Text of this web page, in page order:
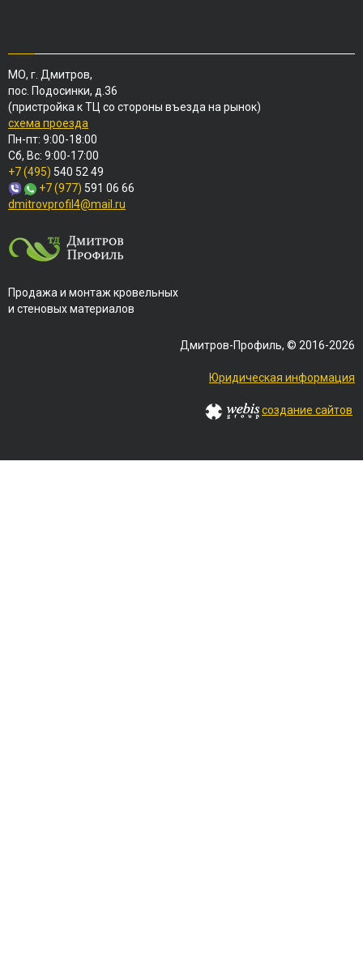
МО, г. Дмитров,
пос. Подосинки, д.36
(пристройка к ТЦ со стороны въезда на рынок)
схема проезда
Пн-пт: 9:00-18:00
Сб, Вс: 9:00-17:00
+7 (495) 540 52 49
+7 (977) 591 06 66
dmitrovprofil4@mail.ru
Продажа и монтаж кровельных
и стеновых материалов
Дмитров-Профиль, © 2016-2026
Юридическая информация
создание сайтов